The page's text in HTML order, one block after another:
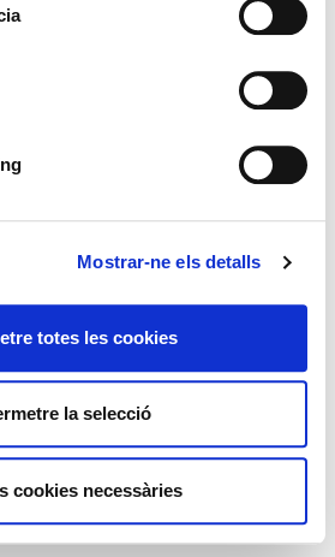
Mostrar-ne els detalls
totes les cookies
la selecció
cookies necessàries
Gala-Salvador Dalí, VEGAP,
Emili Grau Sala, Miquel Villà, Josep
Togores, Joaquim Sunyer, Antoni Vila
VEGAP, Andorra, 2020